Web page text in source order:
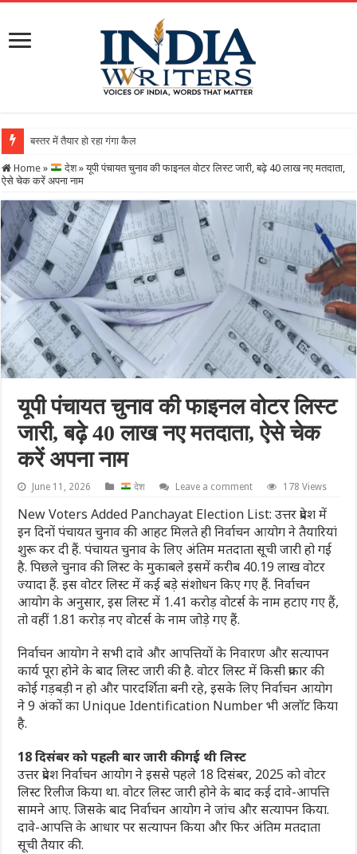
बस्तर में तैयार हो रहा गंगा कैलाशनाथ चतुर्मुख शिवालय : महाशिवरा
Home » देश » यूपी पंचायत चुनाव की फाइनल वोटर लिस्ट जारी, बढ़े 40 लाख नए मतदाता,
ऐसे चेक करें अपना नाम
यूपी पंचायत चुनाव की फाइनल वोटर लिस्ट
जारी, बढ़े 40 लाख नए मतदाता, ऐसे चेक
करें अपना नाम
June 11, 2026 देश Leave a comment 178 Views
New Voters Added Panchayat Election List: उत्तर प्रदेश में
इन दिनों पंचायत चुनाव की आहट मिलते ही निर्वाचन आयोग ने तैयारियां
शुरू कर दी हैं. पंचायत चुनाव के लिए अंतिम मतदाता सूची जारी हो गई
है. पिछले चुनाव की लिस्ट के मुकाबले इसमें करीब 40.19 लाख वोटर
ज्यादा हैं. इस वोटर लिस्ट में कई बड़े संशोधन किए गए हैं. निर्वाचन
आयोग के अनुसार, इस लिस्ट में 1.41 करोड़ वोटर्स के नाम हटाए गए हैं,
तो वहीं 1.81 करोड़ नए वोटर्स के नाम जोड़े गए हैं.
निर्वाचन आयोग ने सभी दावे और आपत्तियों के निवारण और सत्यापन
कार्य पूरा होने के बाद लिस्ट जारी की है. वोटर लिस्ट में किसी प्रकार की
कोई गड़बड़ी न हो और पारदर्शिता बनी रहे, इसके लिए निर्वाचन आयोग
ने 9 अंकों का Unique Identification Number भी अलॉट किया
है.
18 दिसंबर को पहली बार जारी की गई थी लिस्ट
उत्तर प्रदेश निर्वाचन आयोग ने इससे पहले 18 दिसंबर, 2025 को वोटर
लिस्ट रिलीज किया था. वोटर लिस्ट जारी होने के बाद कई दावे-आपत्ति
सामने आए. जिसके बाद निर्वाचन आयोग ने जांच और सत्यापन किया.
दावे-आपत्ति के आधार पर सत्यापन किया और फिर अंतिम मतदाता
सूची तैयार की.